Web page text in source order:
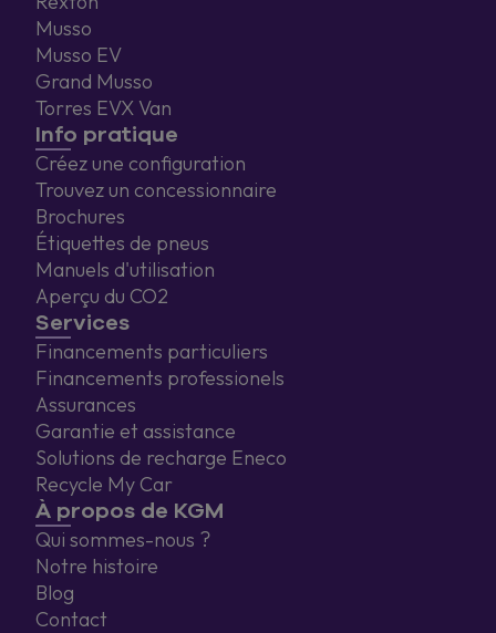
Musso
Musso EV
Grand Musso
Torres EVX Van
Info pratique
Créez une configuration
Trouvez un concessionnaire
Brochures
Étiquettes de pneus
Manuels d'utilisation
Aperçu du CO2
Services
Financements particuliers
Financements professionels
Assurances
Garantie et assistance
Solutions de recharge Eneco
Recycle My Car
À propos de KGM
Qui sommes-nous ?
Notre histoire
Blog
Contact